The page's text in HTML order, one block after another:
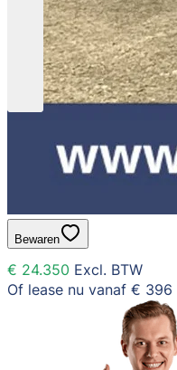
Bewaren
€ 24.350 Excl. BTW
Of lease nu vanaf € 396